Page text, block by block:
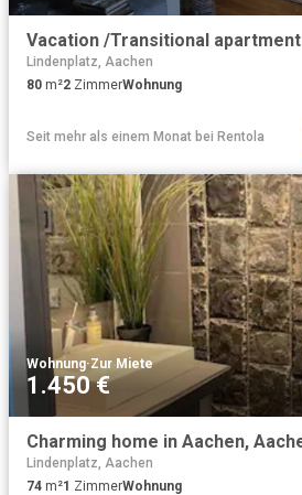
Vacation /Transitional apartment
Lindenplatz, Aachen
80 m²2 ZimmerWohnung
Seit mehr als einem Monat bei Rentola
Wohnung·Zur Miete
1.450 €
Lindenplatz, Aachen
74 m²1 ZimmerWohnung